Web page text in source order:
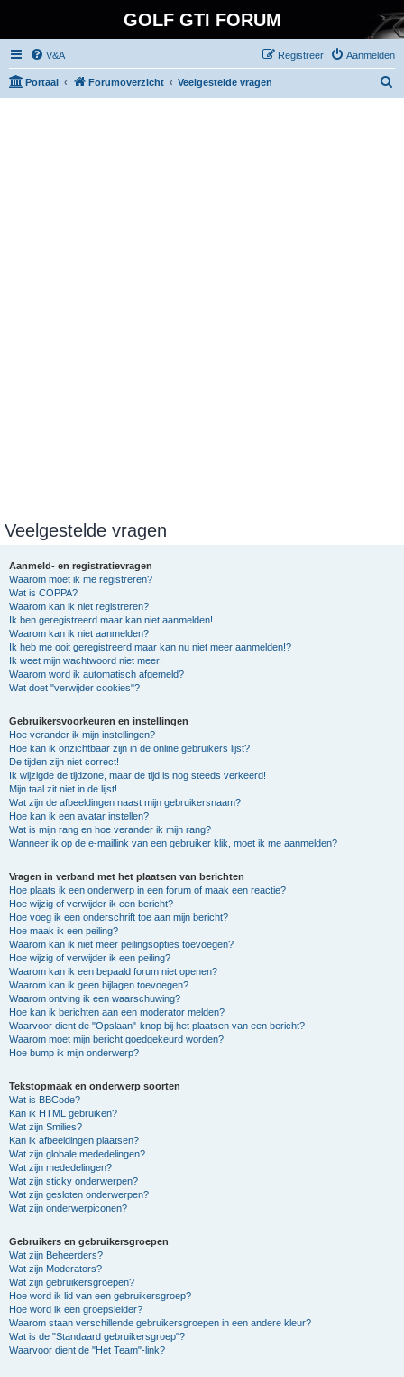
GOLF GTI FORUM
V&A Aanmelden
Registreer
Portaal Forumoverzicht Veelgestelde vragen
Veelgestelde vragen
Aanmeld- en registratievragen
Waarom moet ik me registreren?
Wat is COPPA?
Waarom kan ik niet registreren?
Ik ben geregistreerd maar kan niet aanmelden!
Waarom kan ik niet aanmelden?
Ik heb me ooit geregistreerd maar kan nu niet meer aanmelden!?
Ik weet mijn wachtwoord niet meer!
Waarom word ik automatisch afgemeld?
Wat doet "verwijder cookies"?
Gebruikersvoorkeuren en instellingen
Hoe verander ik mijn instellingen?
Hoe kan ik onzichtbaar zijn in de online gebruikers lijst?
De tijden zijn niet correct!
Ik wijzigde de tijdzone, maar de tijd is nog steeds verkeerd!
Mijn taal zit niet in de lijst!
Wat zijn de afbeeldingen naast mijn gebruikersnaam?
Hoe kan ik een avatar instellen?
Wat is mijn rang en hoe verander ik mijn rang?
Wanneer ik op de e-maillink van een gebruiker klik, moet ik me aanmelden?
Vragen in verband met het plaatsen van berichten
Hoe plaats ik een onderwerp in een forum of maak een reactie?
Hoe wijzig of verwijder ik een bericht?
Hoe voeg ik een onderschrift toe aan mijn bericht?
Hoe maak ik een peiling?
Waarom kan ik niet meer peilingsopties toevoegen?
Hoe wijzig of verwijder ik een peiling?
Waarom kan ik een bepaald forum niet openen?
Waarom kan ik geen bijlagen toevoegen?
Waarom ontving ik een waarschuwing?
Hoe kan ik berichten aan een moderator melden?
Waarvoor dient de "Opslaan"-knop bij het plaatsen van een bericht?
Waarom moet mijn bericht goedgekeurd worden?
Hoe bump ik mijn onderwerp?
Tekstopmaak en onderwerp soorten
Wat is BBCode?
Kan ik HTML gebruiken?
Wat zijn Smilies?
Kan ik afbeeldingen plaatsen?
Wat zijn globale mededelingen?
Wat zijn mededelingen?
Wat zijn sticky onderwerpen?
Wat zijn gesloten onderwerpen?
Wat zijn onderwerpiconen?
Gebruikers en gebruikersgroepen
Wat zijn Beheerders?
Wat zijn Moderators?
Wat zijn gebruikersgroepen?
Hoe word ik lid van een gebruikersgroep?
Hoe word ik een groepsleider?
Waarom staan verschillende gebruikersgroepen in een andere kleur?
Wat is de "Standaard gebruikersgroep"?
Waarvoor dient de "Het Team"-link?